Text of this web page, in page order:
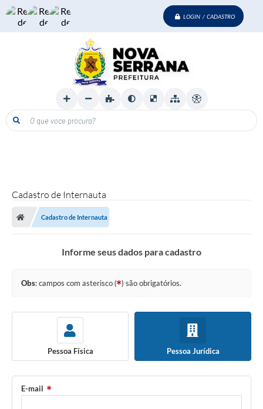
LOGIN / CADASTRO
O que voce procura?
Cadastro de Internauta
Cadastro de Internauta
Informe seus dados para cadastro
Obs: campos com asterisco ( ) são obrigatórios.
Pessoa Física Pessoa Jurídica
E-mail